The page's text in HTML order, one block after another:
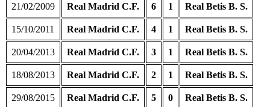
21/02/2009 Real Madrid C.F. 6 1 Real Betis B. S.
15/10/2011 Real Madrid C.F. 4 1 Real Betis B. S.
20/04/2013 Real Madrid C.F. 3 1 Real Betis B. S.
18/08/2013 Real Madrid C.F. 2 1 Real Betis B. S.
29/08/2015 Real Madrid C.F. 5 0 Real Betis B. S.